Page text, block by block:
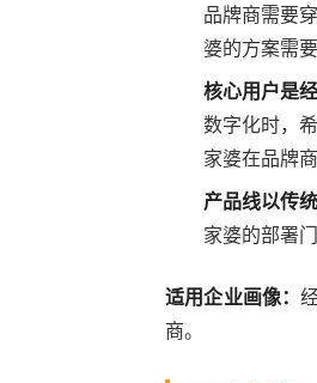
品牌商需要
婆的方案需
核心用户是
数字化时，
家婆在品牌
产品线以传
家婆的部署
适用企业画像：
商。